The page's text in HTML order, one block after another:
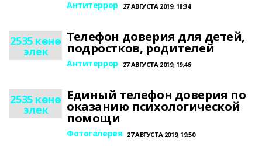
Антитеррор 27 АВГУСТА 2019, 18:34
2535 көнө
элек
Телефон доверия для детей,
подростков, родителей
Антитеррор 27 АВГУСТА 2019, 19:46
2535 көнө
элек
Единый телефон доверия по
оказанию психологической
помощи
Фотогалерея 27 АВГУСТА 2019, 19:50